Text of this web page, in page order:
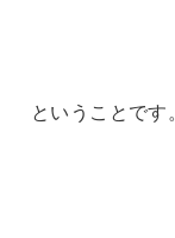
ということです。